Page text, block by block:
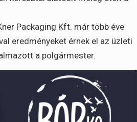
Packaging Kft. már több éve
eredményeket érnek el az üzleti
a polgármester.